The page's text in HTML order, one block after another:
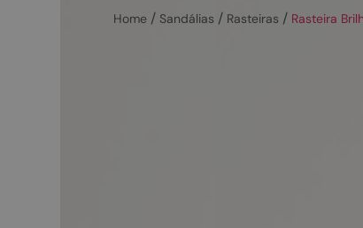
Sandálias Rasteiras Rasteira